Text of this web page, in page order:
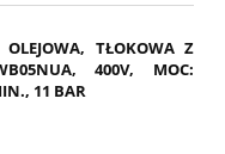
OLEJOWA, TŁOKOWA Z
400V, MOC:
11 BAR